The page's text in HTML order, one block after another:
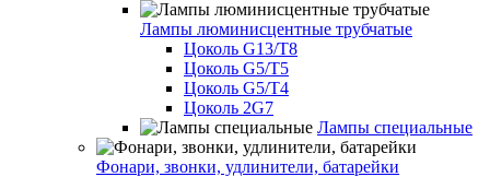
Лампы люминисцентные трубчатые
Цоколь G13/T8
Цоколь G5/Т5
Цоколь G5/T4
Цоколь 2G7
Лампы специальные
Фонари, звонки, удлинители, батарейки